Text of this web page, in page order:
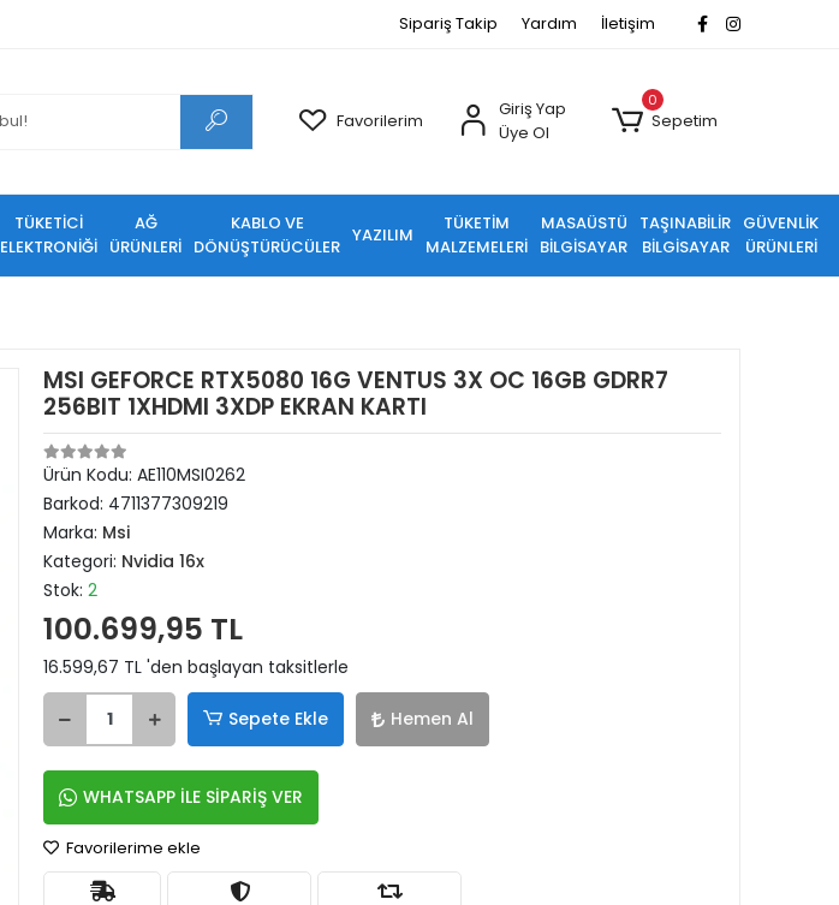
Sipariş Takip Yardım İletişim
Favorilerim
Giriş Yap
Üye Ol
0
Sepetim
TÜKETİCİ
ELEKTRONİĞİ
AĞ
ÜRÜNLERİ
KABLO VE
DÖNÜŞTÜRÜCÜLER
YAZILIM
TÜKETİM
MALZEMELERİ
MASAÜSTÜ
BİLGİSAYAR
TAŞINABİLİR
BİLGİSAYAR
GÜVENLİK
ÜRÜNLERİ
MSI GEFORCE RTX5080 16G VENTUS 3X OC 16GB GDRR7
256BIT 1XHDMI 3XDP EKRAN KARTI
Ürün Kodu: AE110MSI0262
Barkod: 4711377309219
Marka: Msi
Kategori: Nvidia 16x
Stok: 2
100.699,95 TL
16.599,67 TL 'den başlayan taksitlerle
Sepete Ekle Hemen Al
WHATSAPP İLE SİPARİŞ VER
Favorilerime ekle